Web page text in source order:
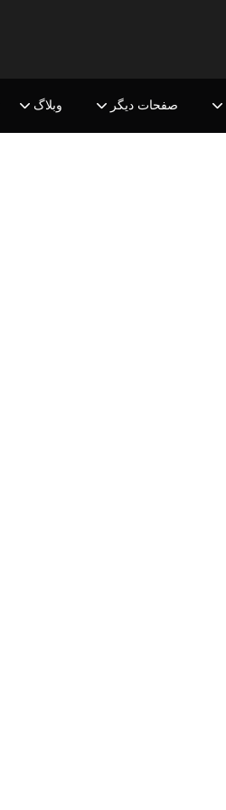
صفحات دیگر وبلاگ